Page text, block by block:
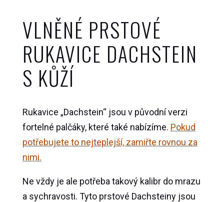
VLNĚNÉ PRSTOVÉ
RUKAVICE DACHSTEIN
S KŮŽÍ
Rukavice „Dachstein“ jsou v původní verzi
fortelné palčáky, které také nabízíme. Pokud
potřebujete to nejteplejší, zamiřte rovnou za
nimi.
Ne vždy je ale potřeba takový kalibr do mrazu
a sychravosti. Tyto prstové Dachsteiny jsou